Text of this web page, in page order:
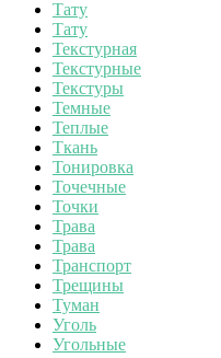
Тату
Тату
Текстурная
Текстурные
Текстуры
Темные
Теплые
Ткань
Тонировка
Точечные
Точки
Трава
Трава
Транспорт
Трещины
Туман
Уголь
Угольные